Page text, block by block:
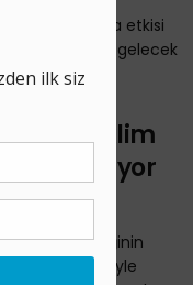
(IEP) dünyada etkisi
iklim krizinin gelecek
için ...
İklim
Ediyor
iklim değişikliğinin
talepleriyle